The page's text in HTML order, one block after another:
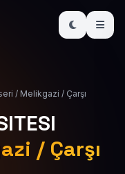
/ Melikgazi / Çarşı
/ Çarşı